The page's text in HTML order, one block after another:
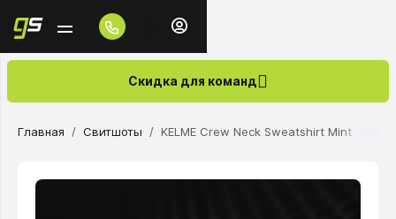
Скидка для команд
Главная Свитшоты KELME Crew Neck Sweatshirt Mint